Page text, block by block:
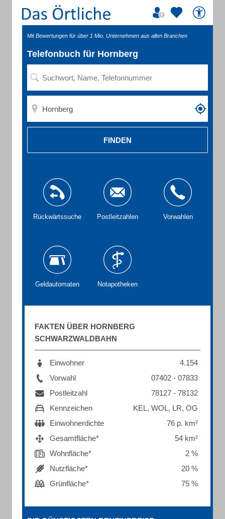
Mit Bewertungen für über 1 Mio. Unternehmen aus allen Branchen
Telefonbuch für Hornberg
FINDEN
Rückwärtssuche Postleitzahlen Vorwahlen
Geldautomaten Notapotheken
FAKTEN ÜBER HORNBERG
SCHWARZWALDBAHN
Einwohner
4.154
Vorwahl
07402 - 07833
Postleitzahl
78127 - 78132
Kennzeichen
KEL, WOL, LR, OG
Einwohnerdichte
76 p. km²
Gesamtfläche*
54 km²
Wohnfläche*
2 %
Nutzfläche*
20 %
Grünfläche*
75 %